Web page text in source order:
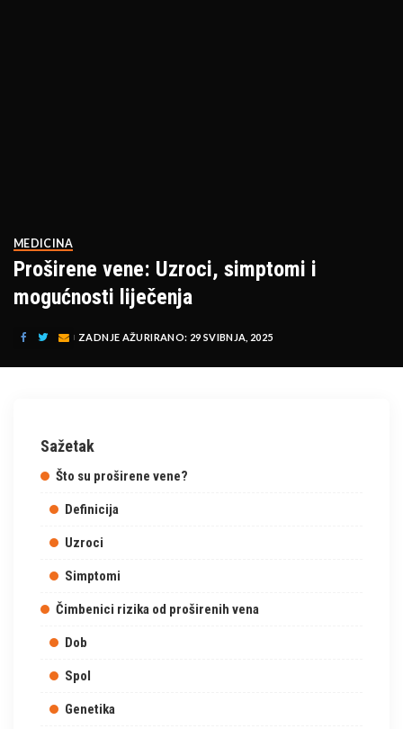
MEDICINA
Proširene vene: Uzroci, simptomi i
mogućnosti liječenja
ZADNJE AŽURIRANO: 29 SVIBNJA, 2025
Sažetak
Što su proširene vene?
Definicija
Uzroci
Simptomi
Čimbenici rizika od proširenih vena
Dob
Spol
Genetika